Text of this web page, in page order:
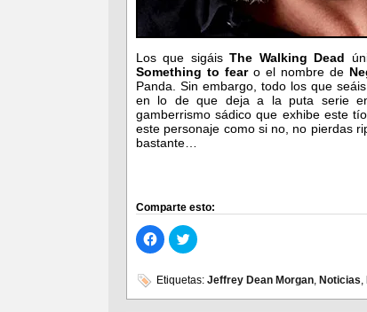
Los que sigáisThe Walking Dead
Something to fearo el nombre de
Panda. Sin embargo, todo los que
en lo de que deja a la puta serie
gamberrismo sádico que exhibe este
este personaje como si no, no pierdas
bastante…
Comparte esto:
Haz
clic
para
en
Facebook
(Se
Haz
clic
en
(Se
Etiquetas: Jeffrey Dean Morgan, Noticias,